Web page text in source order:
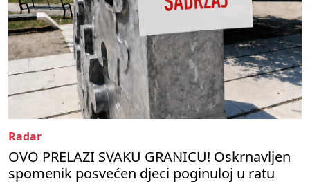
Radar
OVO PRELAZI SVAKU GRANICU! Oskrnavljen
spomenik posvećen djeci poginuloj u ratu